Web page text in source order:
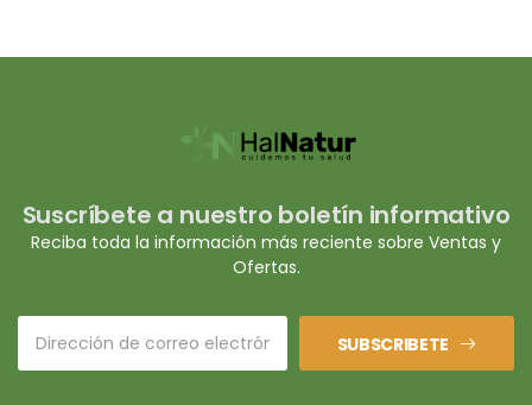
Suscríbete a nuestro boletín informativo
Reciba toda la información más reciente sobre Ventas y
Ofertas.
SUBSCRIBETE